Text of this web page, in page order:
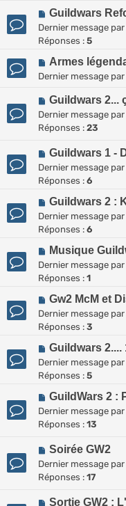
Guildwars
Dernier message par
Réponses : 5
Armes
Dernier message par
Guildwars 2...
Dernier message par
Réponses : 23
Guildwars 1 -
Dernier message par
Réponses : 6
Guildwars 2 :
Dernier message par
Réponses : 6
Musique
Dernier message par
Réponses : 1
Gw2 McM et
Dernier message par
Réponses : 3
Guildwars 2....
Dernier message par
Réponses : 5
GuildWars 2 :
Dernier message par
Réponses : 13
Soirée GW2
Dernier message par
Réponses : 17
Sortie GW2 :